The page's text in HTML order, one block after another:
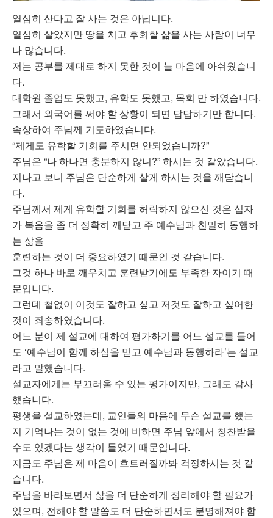
열심히 산다고 잘 사는 것은 아닙니다.
열심히 살았지만 땅을 치고 후회할 삶을 사는 사람이 너무
나 많습니다.
저는 공부를 제대로 하지 못한 것이 늘 마음에 아쉬웠습니
다.
대학원 졸업도 못했고, 유학도 못했고, 목회 만 하였습니다.
그래서 외국어를 써야 할 상황이 되면 답답하기만 합니다.
속상하여 주님께 기도하였습니다.
“제게도 유학할 기회를 주시면 안되었습니까?”
주님은 “나 하나면 충분하지 않니?” 하시는 것 같았습니다.
지나고 보니 주님은 단순하게 살게 하시는 것을 깨닫습니
다.
주님께서 제게 유학할 기회를 허락하지 않으신 것은 십자
가 복음을 좀 더 정확히 깨닫고 주 예수님과 친밀히 동행하
는 삶을
훈련하는 것이 더 중요하였기 때문인 것 같습니다.
그것 하나 바로 깨우치고 훈련받기에도 부족한 자이기 때
문입니다.
그런데 철없이 이것도 잘하고 싶고 저것도 잘하고 싶어한
것이 죄송하였습니다.
어느 분이 제 설교에 대하여 평가하기를 어느 설교를 들어
도 ‘예수님이 함께 하심을 믿고 예수님과 동행하라’는 설교
라고 말했습니다.
설교자에게는 부끄러울 수 있는 평가이지만, 그래도 감사
했습니다.
평생을 설교하였는데, 교인들의 마음에 무슨 설교를 했는
지 기억나는 것이 없는 것에 비하면 주님 앞에서 칭찬받을
수도 있겠다는 생각이 들었기 때문입니다.
지금도 주님은 제 마음이 흐트러질까봐 걱정하시는 것 같
습니다.
주님을 바라보면서 삶을 더 단순하게 정리해야 할 필요가
있으며, 전해야 할 말씀도 더 단순하면서도 분명해져야 함